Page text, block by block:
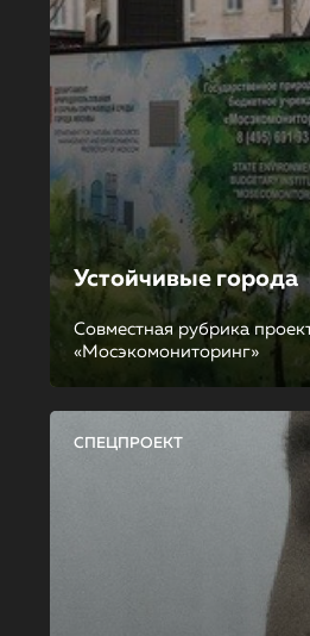
Устойчивые города
Совместная рубрика
«Мосэкомониторинг»
СПЕЦПРОЕКТ